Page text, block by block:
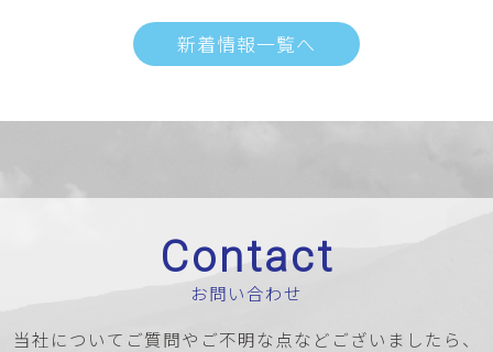
新着情報一覧へ
Contact
お問い合わせ
当社についてご質問やご不明な点などございましたら、